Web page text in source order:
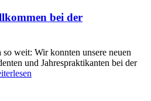
bei der
weit: Wir konnten unsere neuen
und Jahrespraktikanten bei der